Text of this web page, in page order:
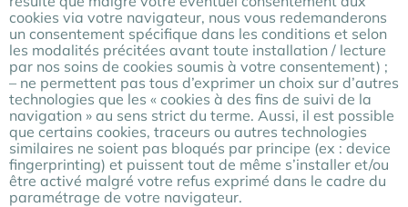
cookies via votre navigateur, nous vous redemanderons
un consentement spécifique dans les conditions et selon
les modalités précitées avant toute installation / lecture
par nos soins de cookies soumis à votre consentement) ;
– ne permettent pas tous d’exprimer un choix sur d’autres
technologies que les « cookies à des fins de suivi de la
navigation » au sens strict du terme. Aussi, il est possible
que certains cookies, traceurs ou autres technologies
similaires ne soient pas bloqués par principe (ex : device
fingerprinting) et puissent tout de même s’installer et/ou
être activé malgré votre refus exprimé dans le cadre du
paramétrage de votre navigateur.